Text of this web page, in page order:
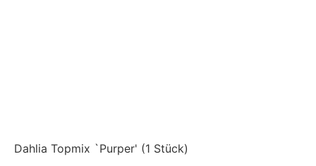
Dahlia Topmix `Purper' (1 Stück)